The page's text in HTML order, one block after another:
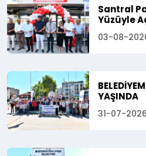
Santral
Yüzüyle
03-08-
YAŞINDA
31-07-2026